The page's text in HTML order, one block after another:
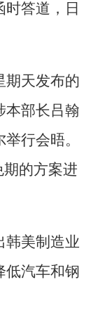
答道，日
期天发布的
本部长吕翰
行会晤。
期的方案进
韩美制造业
低汽车和钢